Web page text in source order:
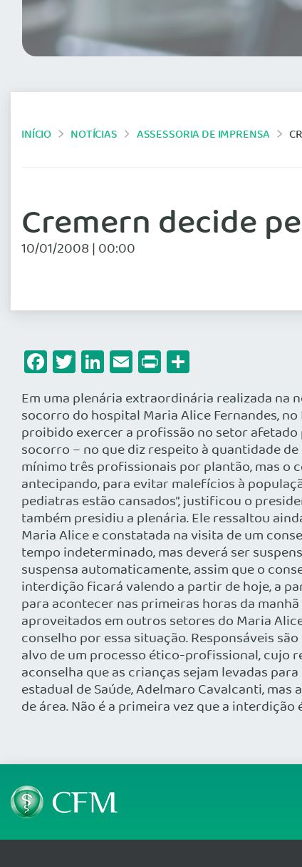
INÍCIO NOTÍCIAS ASSESSORIA DE IMPRENSA
Cremern decide
10/01/2008 | 00:00
Facebook
Twitter
LinkedIn
Email
Print
Em uma plenária extraordinária realizada na
socorro do hospital Maria Alice Fernandes,
proibido exercer a profissão no setor
socorro – no que diz respeito à quantidade
mínimo três profissionais por plantão, mas o
antecipando, para evitar malefícios à
pediatras estão cansados”, justificou o
também presidiu a plenária. Ele ressaltou
Maria Alice e constatada na visita de um
tempo indeterminado, mas deverá ser
suspensa automaticamente, assim que o
interdição ficará valendo a partir de hoje, a
para acontecer nas primeiras horas da
aproveitados em outros setores do Maria
conselho por essa situação. Responsáveis
alvo de um processo ético-profissional, cujo
aconselha que as crianças sejam levadas
estadual de Saúde, Adelmaro Cavalcanti,
de área. Não é a primeira vez que a